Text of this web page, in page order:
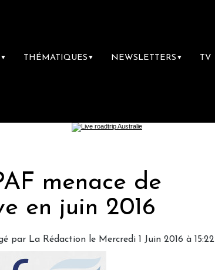
▼ THÉMATIQUES ▼ NEWSLETTERS ▼ TV
menace de
en juin 2016
par La Rédaction le Mercredi 1 Juin 2016 à 15:22